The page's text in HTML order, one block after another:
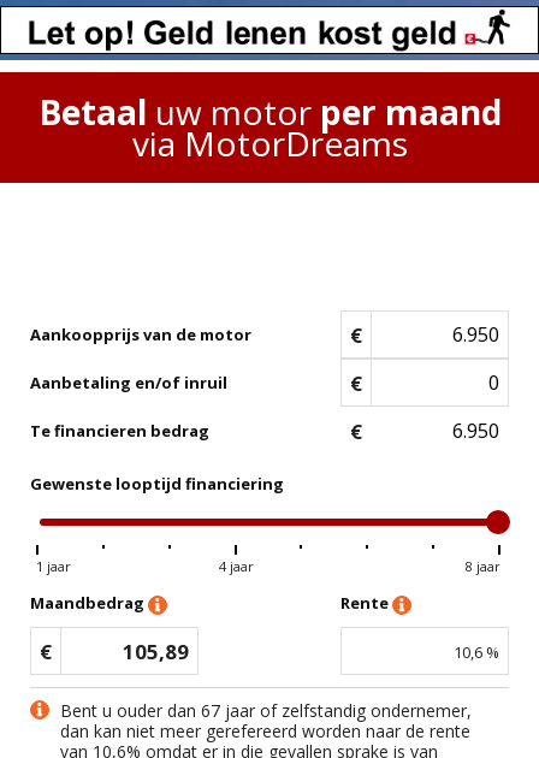
Betaal uw motor per maand
via MotorDreams
Aankoopprijs van de motor €
Aanbetaling en/of inruil €
Te financieren bedrag €
Gewenste looptijd financiering
1 jaar 4 jaar 8 jaar
Maandbedrag
€ 105,89
Rente
10,6 %
Bent u ouder dan 67 jaar of zelfstandig ondernemer,
dan kan niet meer gerefereerd worden naar de rente
van 10,6% omdat er in die gevallen sprake is van